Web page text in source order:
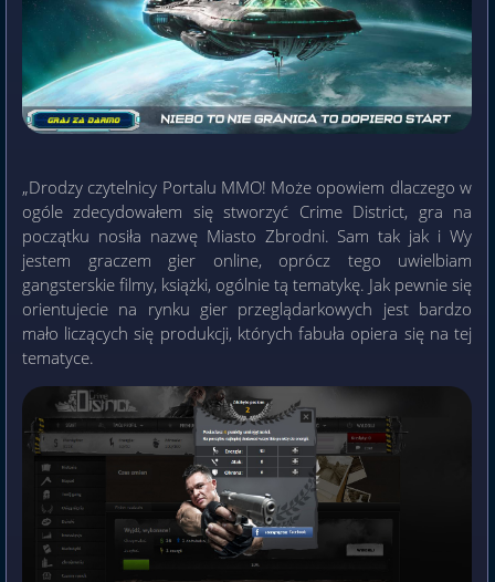
„Drodzy czytelnicy Portalu MMO! Może opowiem dlaczego w
ogóle zdecydowałem się stworzyć Crime District, gra na
początku nosiła nazwę Miasto Zbrodni. Sam tak jak i Wy
jestem graczem gier online, oprócz tego uwielbiam
gangsterskie filmy, książki, ogólnie tą tematykę. Jak pewnie się
orientujecie na rynku gier przeglądarkowych jest bardzo
mało liczących się produkcji, których fabuła opiera się na tej
tematyce.